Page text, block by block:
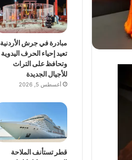
مبادرة في جرش الأردنية
تعيد إحياء الحرف اليدوية
وتحافظ على التراث
للأجيال الجديدة
أغسطس 5, 2026
قطر تستأنف الملاحة